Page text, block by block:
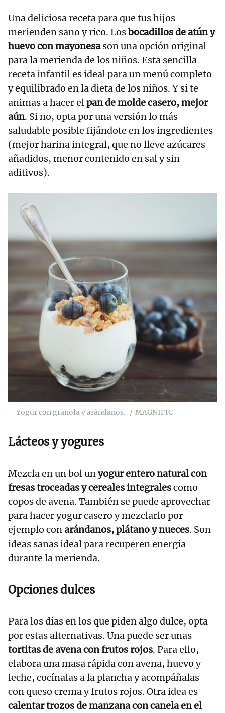
Una deliciosa receta para que tus hijos
merienden sano y rico. Losbocadillos de atún y
huevo con mayonesason una opción original
para la merienda de los niños. Esta sencilla
receta infantil es ideal para un menú completo
y equilibrado en la dieta de los niños. Y si te
animas a hacer elpan de molde casero, mejor
aún. Si no, opta por una versión lo más
saludable posible fijándote en los ingredientes
(mejor harina integral, que no lleve azúcares
añadidos, menor contenido en sal y sin
aditivos).
Yogur con granola y arándanos. MAGNIFIC
Lácteos y yogures
Mezcla en un bol unyogurentero natural con
fresas troceadas y cereales integralescomo
copos de avena. También se puede aprovechar
para hacer yogur casero y mezclarlo por
ejemplo conarándanos, plátano y nueces. Son
ideas sanas ideal para recuperen energía
durante la merienda.
Opciones dulces
Para los días en los que piden algo dulce, opta
por estas alternativas. Una puede ser unas
tortitas deavenacon frutos rojos. Para ello,
elabora una masa rápida con avena, huevo y
leche, cocínalas a la plancha y acompáñalas
con queso crema y frutos rojos. Otra idea es
calentar trozos de manzana con canela en el